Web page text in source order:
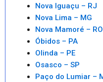
Nova Iguaçu – RJ
Nova Lima – MG
Nova Mamoré – RO
Óbidos – PA
Olinda – PE
Osasco – SP
Paço do Lumiar –